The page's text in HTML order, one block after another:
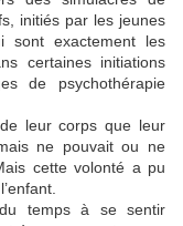
initiés par les jeunes
sont exactement les
certaines initiations
de psychothérapie
leur corps que leur
ne pouvait ou ne
cette volonté a pu
temps à se sentir